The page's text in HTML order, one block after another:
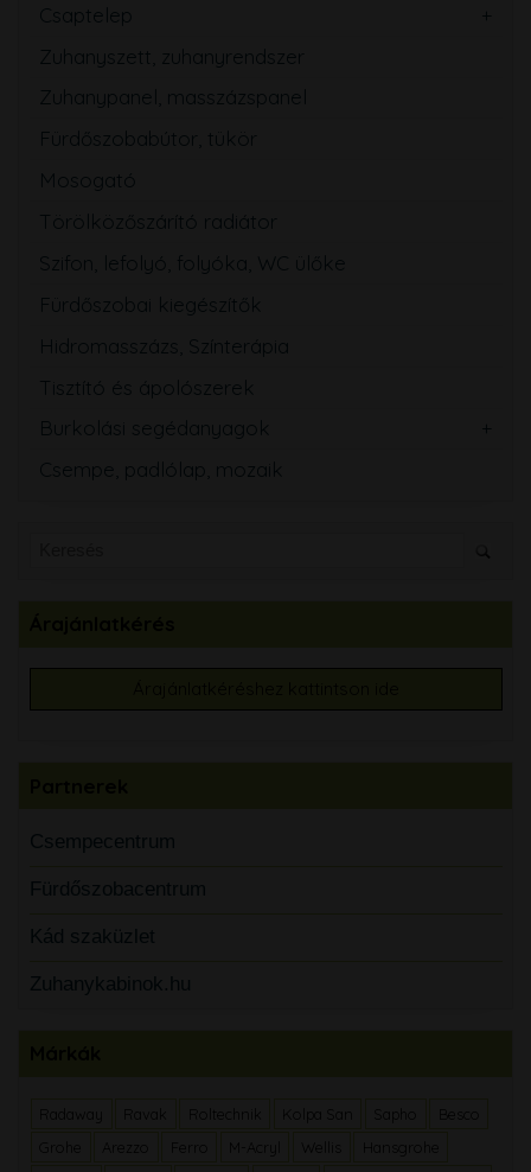
Csaptelep
Zuhanyszett, zuhanyrendszer
Zuhanypanel, masszázspanel
Fürdőszobabútor, tükör
Mosogató
Törölközőszárító radiátor
Szifon, lefolyó, folyóka, WC ülőke
Fürdőszobai kiegészítők
Hidromasszázs, Színterápia
Tisztító és ápolószerek
Burkolási segédanyagok
Csempe, padlólap, mozaik
Csempecentrum
Fürdőszobacentrum
Kád szaküzlet
Zuhanykabinok.hu
Roltechnik Kolpa San
Besco
Grohe
Arezzo Ferro M-Acryl Wellis
Hansgrohe